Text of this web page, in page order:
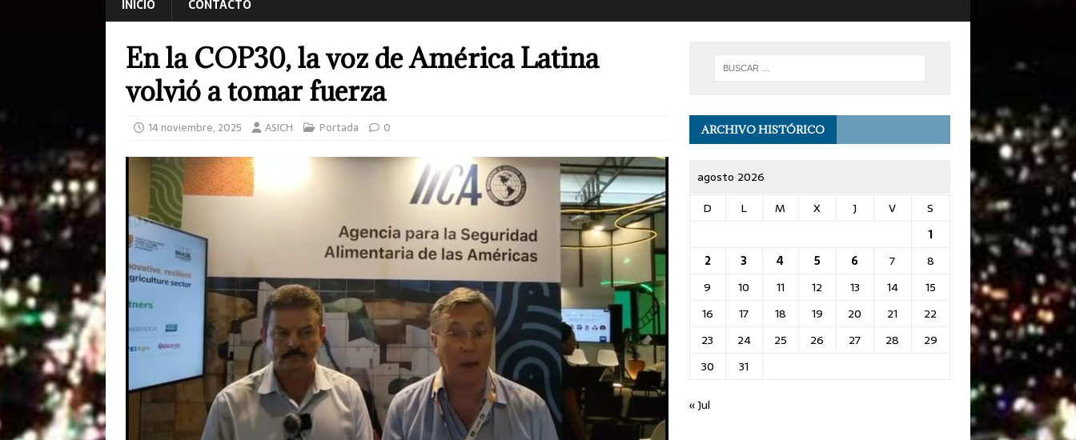
INICIO CONTACTO
En la COP30, la voz de América Latina
volvió a tomar fuerza
14 noviembre, 2025 ASICH Portada 0 ARCHIVO HISTÓRICO
agosto 2026
D
L M X J V
S
1
2
3 4 5 6 7
8
9
10 11 12 13 14
15
16
17 18 19 20 21
22
23
24 25 26 27 28
29
30
31
« Jul